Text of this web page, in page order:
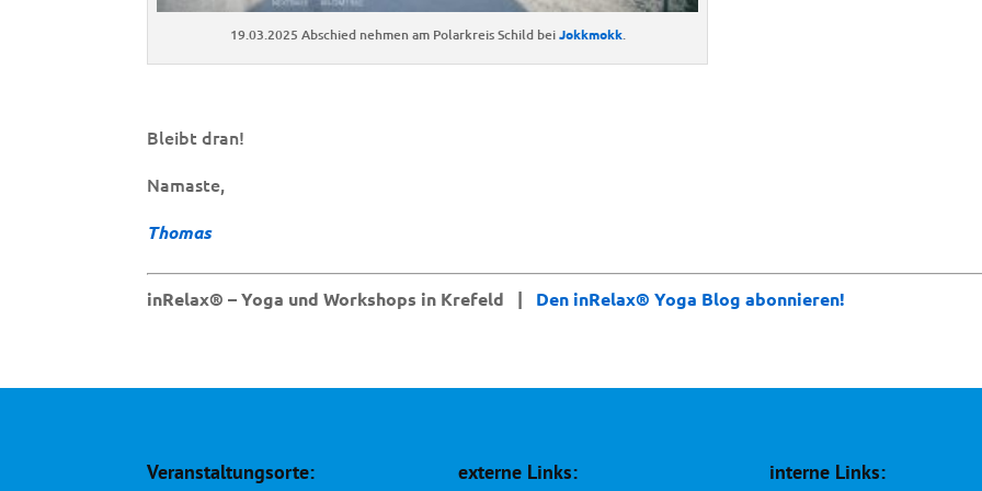
19.03.2025 Abschied nehmen am Polarkreis Schild beiJokkmokk.
Bleibt dran!
Namaste,
Thomas
inRelax® – Yoga und Workshops in Krefeld | Den inRelax® Yoga Blog abonnieren!
Veranstaltungsorte: externe Links: interne Links: